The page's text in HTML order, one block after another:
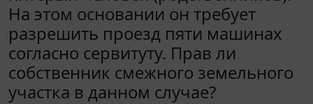
На этом основании он требует
разрешить проезд пяти машинах
согласно сервитуту. Прав ли
собственник смежного земельного
участка в данном случае?